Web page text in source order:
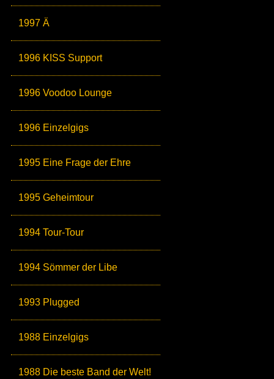
1997 Ä
1996 KISS Support
1996 Voodoo Lounge
1996 Einzelgigs
1995 Eine Frage der Ehre
1995 Geheimtour
1994 Tour-Tour
1994 Sömmer der Libe
1993 Plugged
1988 Einzelgigs
1988 Die beste Band der Welt!